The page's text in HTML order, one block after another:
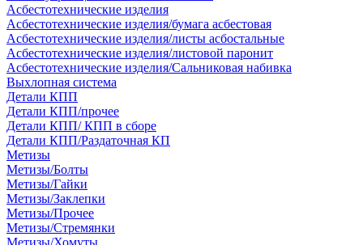
Асбестотехнические изделия
Асбестотехнические изделия/бумага асбестовая
Асбестотехнические изделия/листы асбостальные
Асбестотехнические изделия/листовой паронит
Асбестотехнические изделия/Сальниковая набивка
Выхлопная система
Детали КПП
Детали КПП/прочее
Детали КПП/ КПП в сборе
Детали КПП/Раздаточная КП
Метизы
Метизы/Болты
Метизы/Гайки
Метизы/Заклепки
Метизы/Прочее
Метизы/Стремянки
Метизы/Хомуты